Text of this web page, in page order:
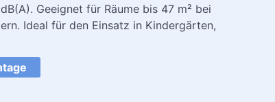
Geeignet für Räume bis 47 m² bei
Ideal für den Einsatz in Kindergärten,